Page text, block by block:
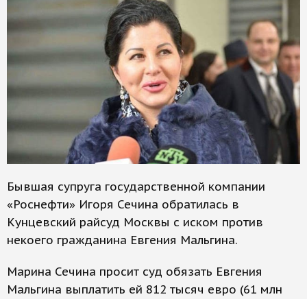
Бывшая супруга государственной компании
«Роснефти» Игоря Сечина обратилась в
Кунцевский райсуд Москвы с иском против
некоего гражданина Евгения Мальгина.
Марина Сечина просит суд обязать Евгения
Мальгина выплатить ей 812 тысяч евро (61 млн